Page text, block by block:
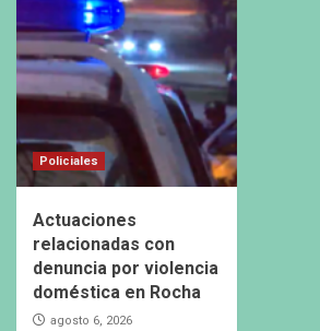
Policiales
Actuaciones
relacionadas con
denuncia por violencia
doméstica en Rocha
agosto 6, 2026